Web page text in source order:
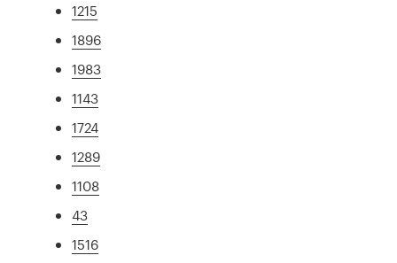
1215
1896
1983
1143
1724
1289
1108
43
1516